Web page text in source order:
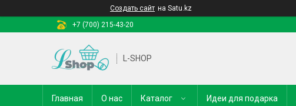
Создать сайт на Satu.kz
+7 (700) 215-43-20
L-SHOP
Главная О нас Каталог Идеи для подарка